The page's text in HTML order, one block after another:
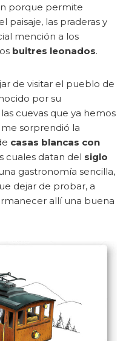
porque permite
paisaje, las praderas y
mención a los
buitres leonados.
de visitar el pueblo de
por su
cuevas que ya hemos
sorprendió la
casas blancas con
cuales datan del siglo
gastronomía sencilla,
dejar de probar, a
allí una buena